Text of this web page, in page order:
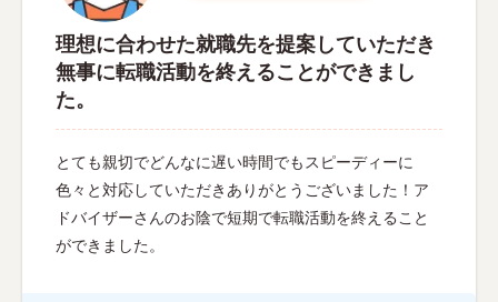
理想に合わせた就職先を提案していただき
無事に転職活動を終えることができまし
た。
とても親切でどんなに遅い時間でもスピーディーに
色々と対応していただきありがとうございました！ア
ドバイザーさんのお陰で短期で転職活動を終えること
ができました。